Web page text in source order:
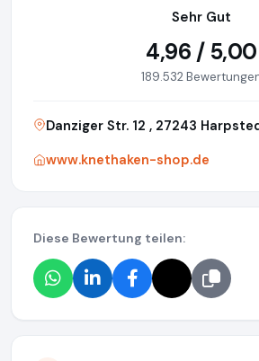
Sehr Gut
4,96 / 5,00
189.532
Danziger Str. 12 , 27243
www.knethaken-shop.de
Diese Bewertung teilen: